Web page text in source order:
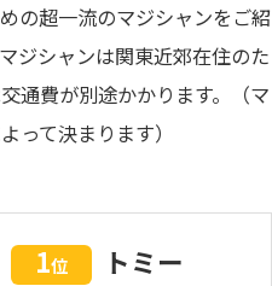
の超一流のマジシャンをご紹
ジシャンは関東近郊在住のた
通費が別途かかります。（マ
って決まります）
1位 トミー